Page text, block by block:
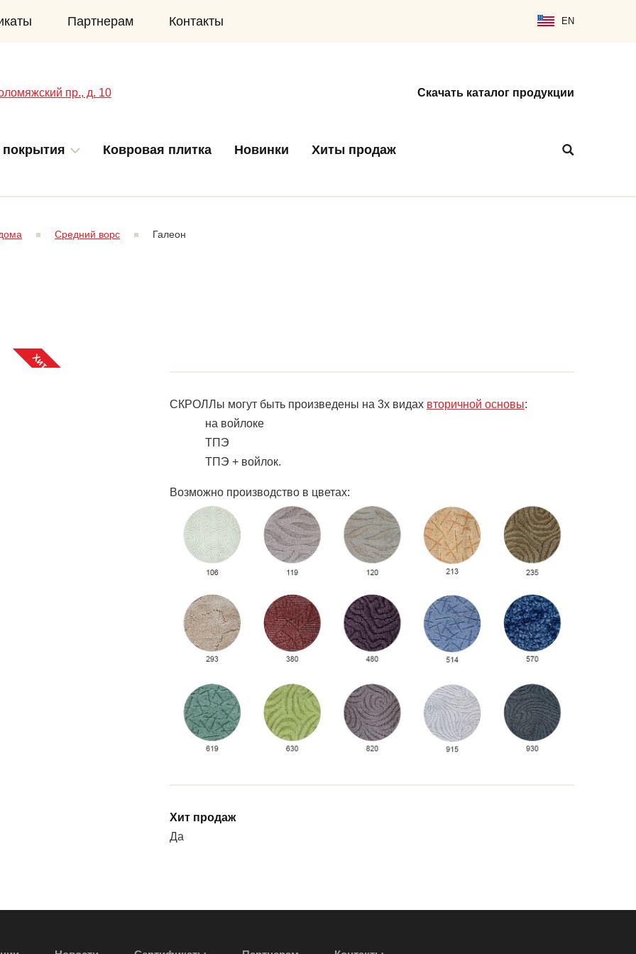
Партнерам Контакты EN
пр., д. 10 Скачать каталог продукции
покрытия Ковровая плитка Новинки Хиты продаж
Средний ворс Галеон
Хит продаж
СКРОЛЛы могут быть произведены на 3х видах вторичной основы:
на войлоке
ТПЭ
ТПЭ + войлок.
Возможно производство в цветах:
Хит продаж
Да